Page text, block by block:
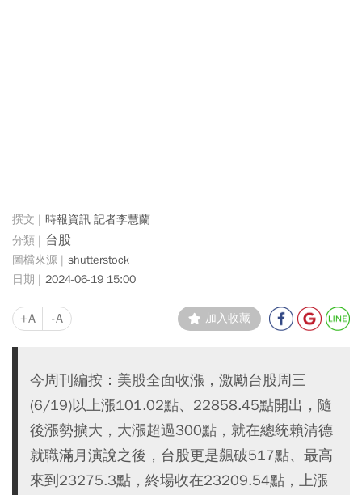
時報資訊 記者李慧蘭
台股
shutterstock
2024-06-19 15:00
+A -A 加入收藏
今周刊編按：美股全面收漲，激勵台股周三
(6/19)以上漲101.02點、22858.45點開出，隨
後漲勢擴大，大漲超過300點，就在總統賴清德
就職滿月演說之後，台股更是飆破517點、最高
來到23275.3點，終場收在23209.54點，上漲